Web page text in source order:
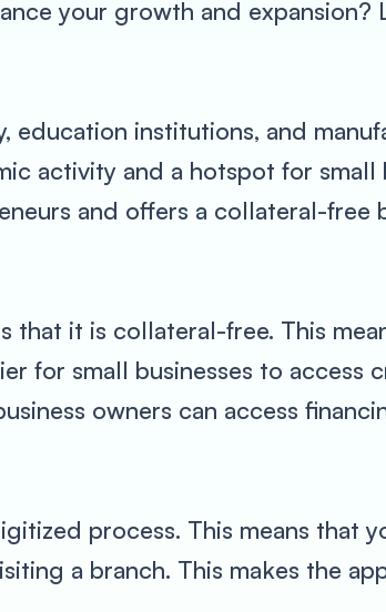
your growth and expansion?
education institutions, and
activity and a hotspot for small
and offers a collateral-free
that it is collateral-free. This
for small businesses to access
owners can access
process. This means that
a branch. This makes the